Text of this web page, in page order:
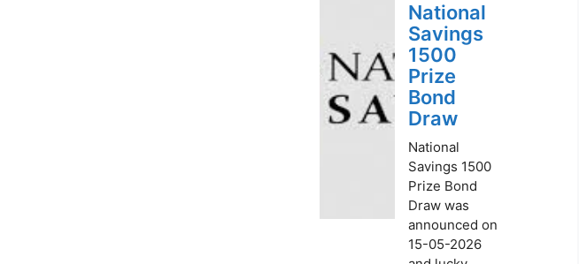
National
Savings
1500
Prize
Bond
Draw
National
Savings 1500
Prize Bond
Draw was
announced on
15-05-2026